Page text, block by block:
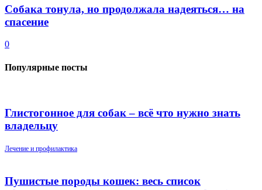
Собака тонула, но продолжала надеяться… на
спасение
0
Популярные посты
Глистогонное для собак – всё что нужно знать
владельцу
Лечение и профилактика
Пушистые породы кошек: весь список